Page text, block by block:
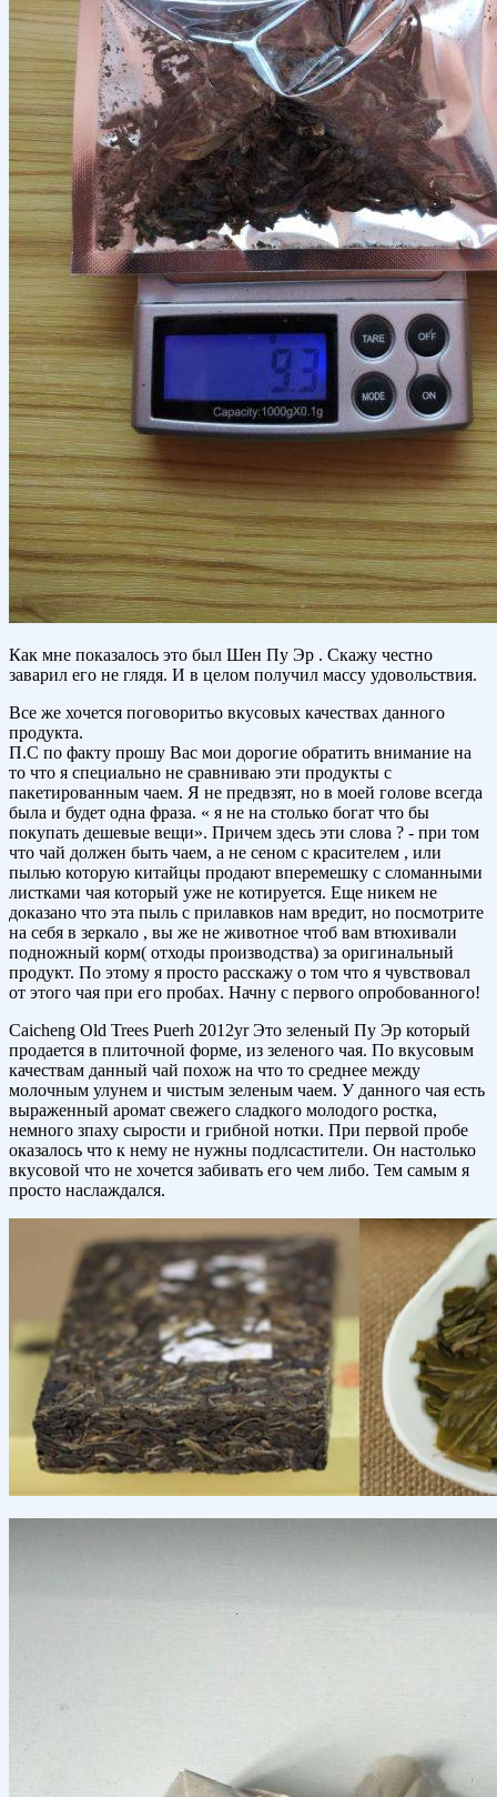
Как мне показалось это был Шен Пу Эр . Скажу честно
заварил его не глядя. И в целом получил массу удовольствия.
Все же хочется поговоритьо вкусовых качествах данного
продукта.
П.С по факту прошу Вас мои дорогие обратить внимание на
то что я специально не сравниваю эти продукты с
пакетированным чаем. Я не предвзят, но в моей голове всегда
была и будет одна фраза. « я не на столько богат что бы
покупать дешевые вещи». Причем здесь эти слова ? - при том
что чай должен быть чаем, а не сеном с красителем , или
пылью которую китайцы продают вперемешку с сломанными
листками чая который уже не котируется. Еще никем не
доказано что эта пыль с прилавков нам вредит, но посмотрите
на себя в зеркало , вы же не животное чтоб вам втюхивали
подножный корм( отходы производства) за оригинальный
продукт. По этому я просто расскажу о том что я чувствовал
от этого чая при его пробах. Начну с первого опробованного!
Caicheng Old Trees Puerh 2012yr Это зеленый Пу Эр который
продается в плиточной форме, из зеленого чая. По вкусовым
качествам данный чай похож на что то среднее между
молочным улунем и чистым зеленым чаем. У данного чая есть
выраженный аромат свежего сладкого молодого ростка,
немного зпаху сырости и грибной нотки. При первой пробе
оказалось что к нему не нужны подлсастители. Он настолько
вкусовой что не хочется забивать его чем либо. Тем самым я
просто наслаждался.